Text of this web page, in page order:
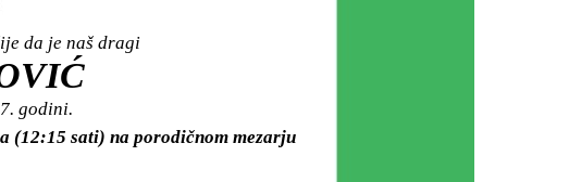
da je naš dragi
godini.
(12:15 sati) na porodičnom mezarju